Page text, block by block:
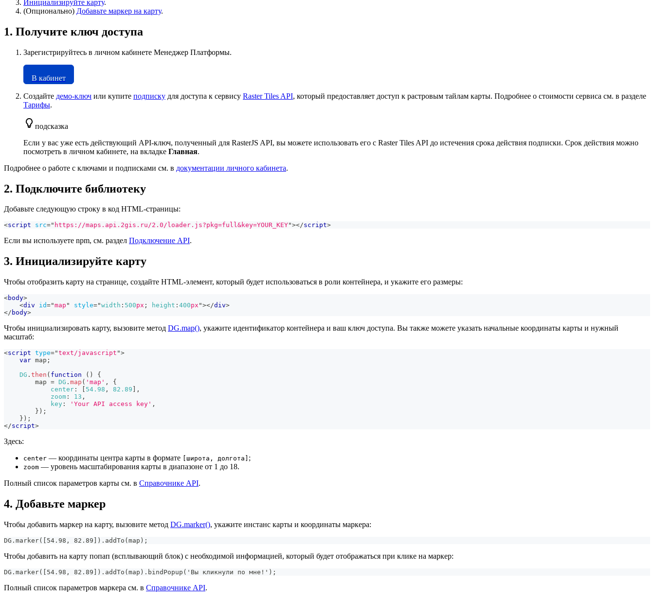
Инициализируйте карту.
(Опционально) Добавьте маркер на карту.
1. Получите ключ доступа
Зарегистрируйтесь в личном кабинете Менеджер Платформы.
В кабинет
Создайте демо-ключ или купите подписку для доступа к сервису Raster Tiles API, который предоставляет доступ к растровым тайлам карты. Подробнее о стоимости сервиса см. в разделе
Тарифы.
подсказка
Если у вас уже есть действующий API-ключ, полученный для RasterJS API, вы можете использовать его с Raster Tiles API до истечения срока действия подписки. Срок действия можно
посмотреть в личном кабинете, на вкладке Главная.
Подробнее о работе с ключами и подписками см. в документации личного кабинета.
2. Подключите библиотеку
Добавьте следующую строку в код HTML-страницы:
<script src=" https://maps.api.2gis.ru/2.0/loader.js?pkg=full&key=YOUR_KEY"></script>
Если вы используете npm, см. раздел Подключение API.
3. Инициализируйте карту
Чтобы отобразить карту на странице, создайте HTML-элемент, который будет использоваться в роли контейнера, и укажите его размеры:
<body>
<div id="map " style="width : 500px ; height : 400px "></div>
</ body>
Чтобы инициализировать карту, вызовите метод DG.map(), укажите идентификатор контейнера и ваш ключ доступа. Вы также можете указать начальные координаты карты и нужный
масштаб:
<script type="text/javascript ">
var map ;
DG . then ( function ( )
{
        map
= DG . map ( 'map' ,
{
center : 54.98 , 82.89
,
zoom : 13 ,
key : 'Your API access key' ,
} ) ;
} ) ;
</script>
Здесь:
center — координаты центра карты в формате [широта, долгота] ;
zoom — уровень масштабирования карты в диапазоне от 1 до 18.
Полный список параметров карты см. в Справочнике API.
4. Добавьте маркер
Чтобы добавить маркер на карту, вызовите метод DG.marker(), укажите инстанс карты и координаты маркера:
DG.marker([54.98, 82.89]).addTo(map);
Чтобы добавить на карту попап (всплывающий блок) с необходимой информацией, который будет отображаться при клике на маркер:
DG.marker([54.98, 82.89]).addTo(map).bindPopup('Вы кликнули по мне!');
Полный список параметров маркера см. в Справочнике API.